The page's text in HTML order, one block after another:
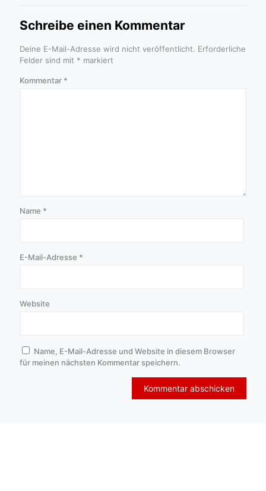
Schreibe einen Kommentar
Deine E-Mail-Adresse wird nicht veröffentlicht. Erforderliche
Felder sind mit * markiert
Kommentar *
Name *
E-Mail-Adresse *
Website
Name, E-Mail-Adresse und Website in diesem Browser
für meinen nächsten Kommentar speichern.